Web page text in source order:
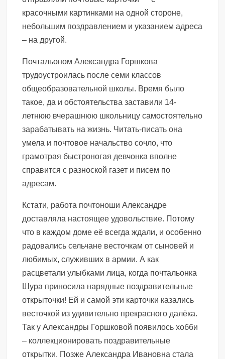
красочными картинками на одной стороне,
небольшим поздравлением и указанием адреса
– на другой.
Почтальоном Александра Горшкова
трудоустроилась после семи классов
общеобразовательной школы. Время было
такое, да и обстоятельства заставили 14-
летнюю вчерашнюю школьницу самостоятельно
зарабатывать на жизнь. Читать-писать она
умела и почтовое начальство сочло, что
грамотрая быстроногая девчонка вполне
справится с разноской газет и писем по
адресам.
Кстати, работа почтоноши Александре
доставляла настоящее удовольствие. Потому
что в каждом доме её всегда ждали, и особенно
радовались сельчане весточкам от сыновей и
любимых, служивших в армии. А как
расцветали улыбками лица, когда почтальонка
Шура приносила нарядные поздравительные
открыточки! Ей и самой эти карточки казались
весточкой из удивительно прекрасного далёка.
Так у Александры Горшковой появилось хобби
– коллекционировать поздравительные
открытки. Позже Александра Ивановна стала